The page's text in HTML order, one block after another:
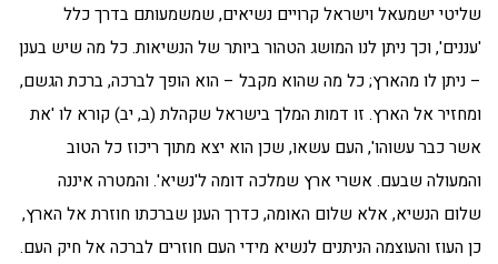
שליטי ישמעאל וישראל קרויים נשיאים, שמשמעותם בדרך כלל
'עננים', וכך ניתן לנו המושג הטהור ביותר של הנשיאות. כל מה שיש בענן
– ניתן לו מהארץ; כל מה שהוא מקבל – הוא הופך לברכה, ברכת הגשם,
ומחזיר אל הארץ. זו דמות המלך בישראל שקהלת (ב, יב) קורא לו 'את
אשר כבר עשוהו', העם עשאו, שכן הוא יצא מתוך ריכוז כל הטוב
והמעולה שבעם. אשרי ארץ שמלכה דומה ל'נשיא'. והמטרה איננה
שלום הנשיא, אלא שלום האומה, כדרך הענן שברכתו חוזרת אל הארץ,
כן העוז והעוצמה הניתנים לנשיא מידי העם חוזרים לברכה אל חיק העם.